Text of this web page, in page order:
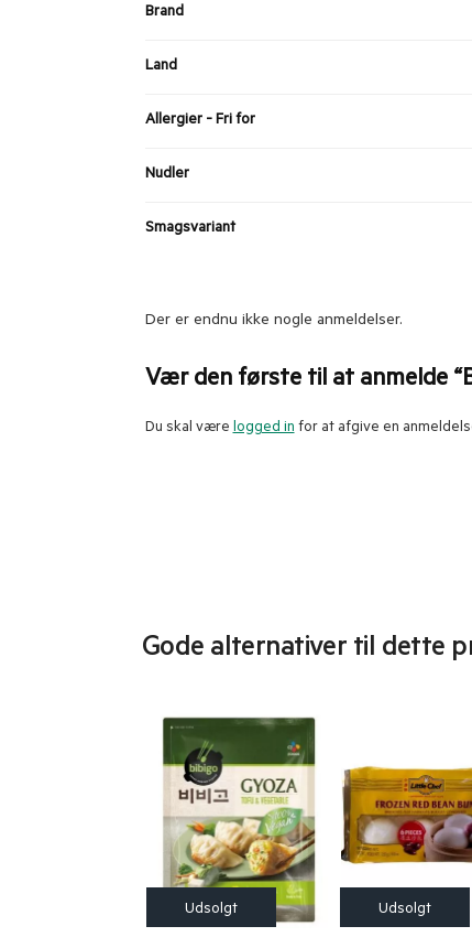
Brand
Land
Allergier - Fri for
Nudler
Smagsvariant
Der er endnu ikke nogle anmeldelser.
Vær den første til at anmelde
Du skal være logged in for at afgive en
Gode alternativer til dette